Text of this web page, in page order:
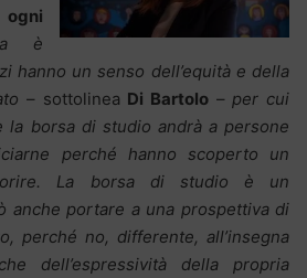
è
hanno un senso dell’equità e della
– sottolinea Di Bartolo – per cui
la borsa di studio andrà a persone
perché hanno scoperto un
La borsa di studio è un
anche portare a una prospettiva di
perché no, differente, all’insegna
dell’espressività della propria